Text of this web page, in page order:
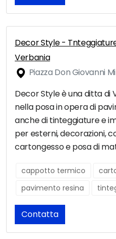
Decor Style -
Verbania
Piazza Don Giovanni
Decor Style è una ditta di
nella posa in opera di
anche di tinteggiature e
per esterni, decorazioni,
cartongesso e posa di
cappotto termico
pavimento resina
Contatta